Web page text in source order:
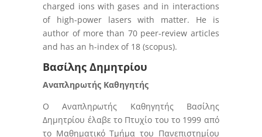
charged ions with gases and in interactions
of high-power lasers with matter. He is
author of more than 70 peer-review articles
and has an h-index of 18 (scopus).
Βασίλης Δημητρίου
Αναπληρωτής Καθηγητής
Ο Αναπληρωτής Καθηγητής Βασίλης
Δημητρίου έλαβε το Πτυχίο του το 1999 από
το Μαθηματικό Τμήμα του Πανεπιστημίου